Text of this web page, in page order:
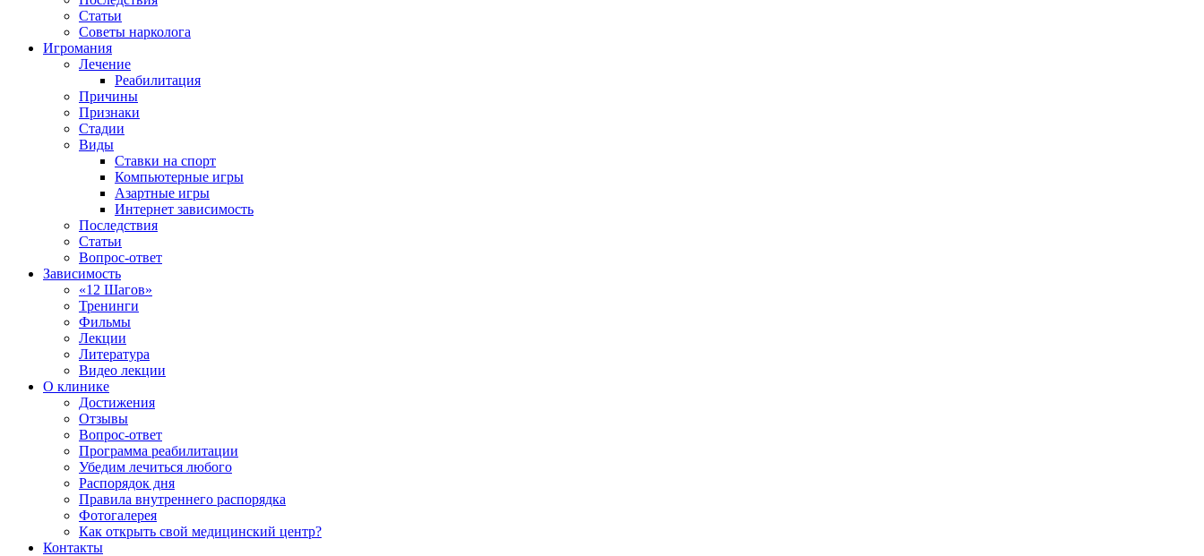
Статьи
Советы нарколога
Игромания
Лечение
Реабилитация
Причины
Признаки
Стадии
Виды
Ставки на спорт
Компьютерные игры
Азартные игры
Интернет зависимость
Последствия
Статьи
Вопрос-ответ
Зависимость
«12 Шагов»
Тренинги
Фильмы
Лекции
Литература
Видео лекции
О клинике
Достижения
Отзывы
Вопрос-ответ
Программа реабилитации
Убедим лечиться любого
Распорядок дня
Правила внутреннего распорядка
Фотогалерея
Как открыть свой медицинский центр?
Контакты